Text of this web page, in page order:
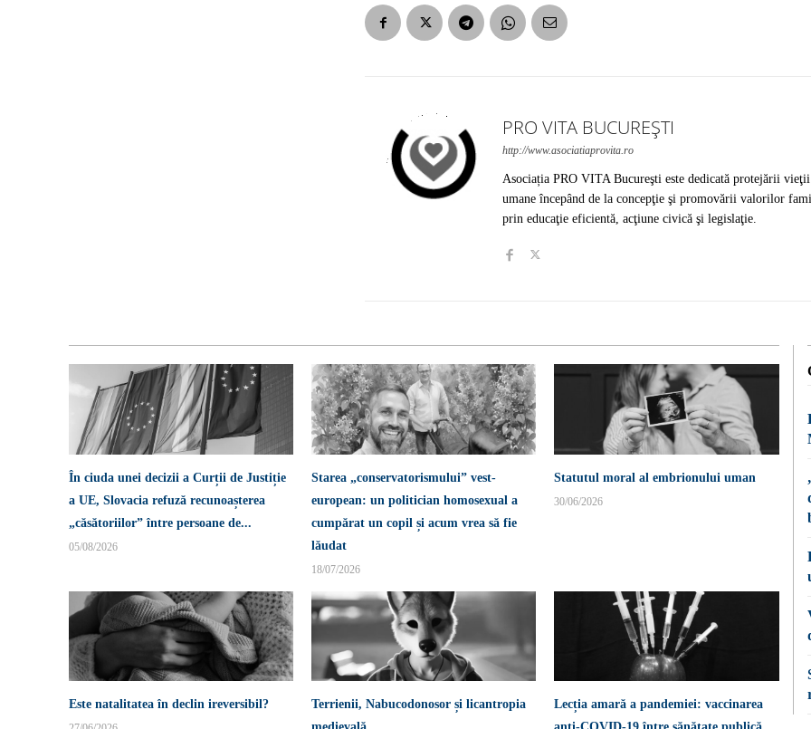
PRO VITA BUCUREȘTI
http://www.asociatiaprovita.ro
Asociația PRO VITA Bucureşti este dedicată protejării vieţii
umane începând de la concepţie şi promovării valorilor
prin educaţie eficientă, acţiune civică şi legislaţie.
În ciuda unei decizii a Curții de Justiție
a UE, Slovacia refuză recunoașterea
„căsătoriilor” între persoane de...
05/08/2026
Starea „conservatorismului” vest-
european: un politician homosexual a
cumpărat un copil și acum vrea să fie
lăudat
18/07/2026
Statutul moral al embrionului uman
30/06/2026
Este natalitatea în declin ireversibil?
Terrienii, Nabucodonosor și licantropia
Lecția amară a pandemiei: vaccinarea